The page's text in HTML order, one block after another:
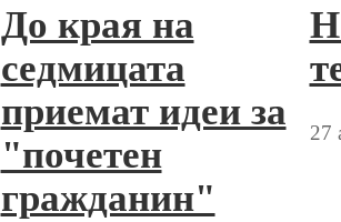
До края на
седмицата
приемат идеи за
"почетен
гражданин"
27